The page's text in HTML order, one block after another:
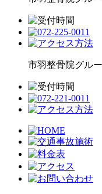
市羽整骨院グル